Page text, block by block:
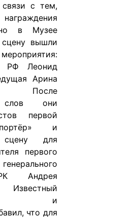
с тем,
в Музее
вышли
РФ Леонид
Арина
После
слов они
первой
и
для
первого
Андрея
и
что для